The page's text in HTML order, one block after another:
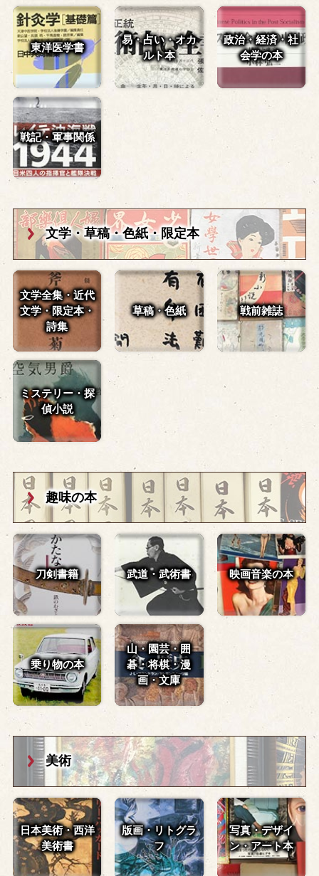
東洋医学書
易・占い・オカ
ルト本
政治・経済・社
会学の本
戦記・軍事関係
文学・草稿・色紙・限定本
文学全集・近代
文学・ 限定本・
詩集
草稿・色紙 戦前雑誌
ミステリー・探
偵小説
趣味の本
刀剣書籍 武道・武術書 映画音楽の本
乗り物の本
山・園芸・囲
碁・将棋・漫
画・文庫
美術
日本美術・西洋
美術書
版画・リトグラ
フ
写真・デザイ
ン・アート本